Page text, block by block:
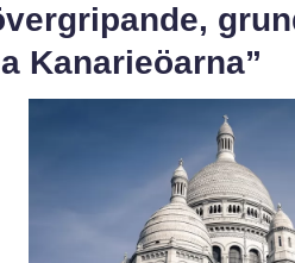
Kanarieöarna”